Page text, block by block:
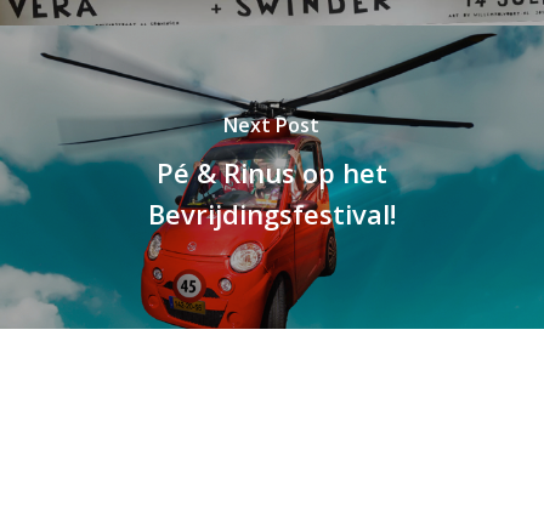
Next Post
Pé & Rinus op het
Bevrijdingsfestival!